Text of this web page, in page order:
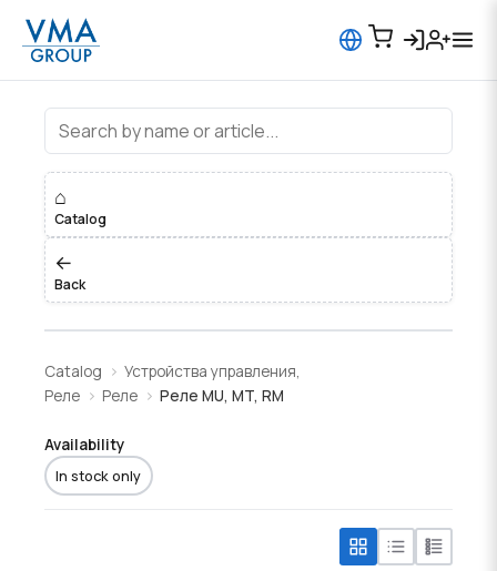
Реле MU, MT, RM
⌂
Catalog
←
Back
Catalog
Устройства управления,
Реле
Реле Реле MU, MT, RM
Availability
In stock only